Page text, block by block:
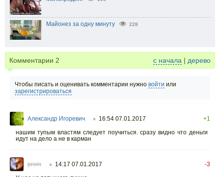
Майонез за одну минуту 228
Комментарии 2 с начала | дерево
Чтобы писать и оценивать комментарии нужно войти или
зарегистрироваться
Александр Игоревич ○ 16:54 07.01.2017
+1
нашим тупым властям следует поучиться. сразу видно что деньги
идут на дело а не в карман
prom ○ 14:17 07.01.2017
-3